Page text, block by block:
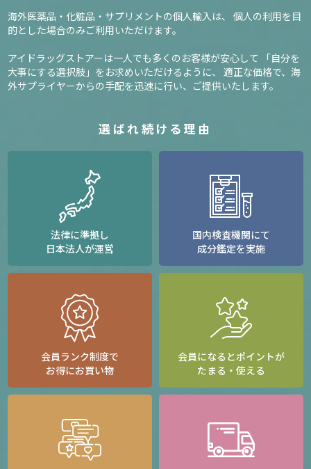
海外医薬品・化粧品・サプリメントの個人輸入は、
個人の利用を目
的とした場合のみご利用いただけます。
アイドラッグストアーは一人でも多くのお客様が安心して
「自分を
大事にする選択肢」をお求めいただけるように、
適正な価格で、海
外サプライヤーからの手配を迅速に行い、ご提供いたします。
選ばれ続ける理由
法律に準拠し
日本法人が運営
国内検査機関にて
成分鑑定を実施
会員ランク制度で
お得にお買い物
会員になるとポイントが
たまる・使える